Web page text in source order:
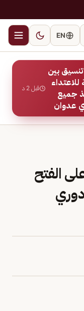
EN
بين
جميع
عدوان
قبل 2 د
الفتح